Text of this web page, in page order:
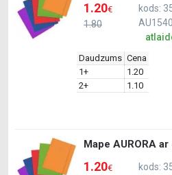
1.80
1.20€
kods:
Daudzums Cena
1+
1.20
2+
1.10
Mape AURORA
1.20€
kods: